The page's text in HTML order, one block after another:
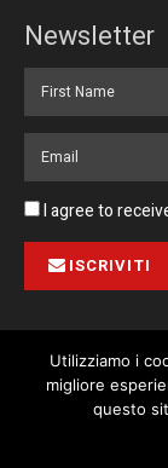
Newsletter
I agree to
ISCRIVITI
Pubblicità
© 2023 Corriere di
This website uses
Utilizziamo i
migliore
questo